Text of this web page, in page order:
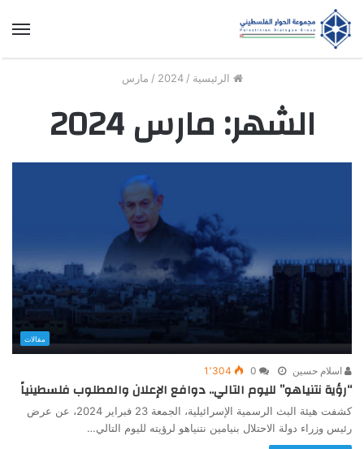
الرئيسية /
2024
/ مارس
الشهر:مارس 2024
مقالات
اسلام حسين 0 1٬304
“رؤية نتنياهو” لليوم التالي.. دوافع الإعلان والمطلوب فلسطينياً
كشفت هيئة البث الرسمية الإسرائيلية، الجمعة 23 فبراير 2024، عن عرض
رئيس وزراء دولة الاحتلال بنيامين نتنياهو لرؤيته لليوم التالي…